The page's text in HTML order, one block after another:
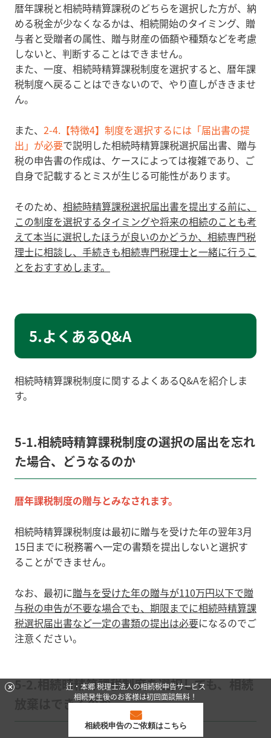
暦年課税と相続時精算課税のどちらを選択した方が、納
める税金が少なくなるかは、相続開始のタイミング、贈
与者と受贈者の属性、贈与財産の価額や種類などを考慮
しないと、判断することはできません。
また、一度、相続時精算課税制度を選択すると、暦年課
税制度へ戻ることはできないので、やり直しがききませ
ん。
また、 2-4.【特徴4】制度を選択するには「届出書の提
出」が必要で説明した相続時精算課税選択届出書、贈与
税の申告書の作成は、ケースによっては複雑であり、ご
自身で記載するとミスが生じる可能性があります。
そのため、 相続時精算課税選択届出書を提出する前に、
この制度を選択するタイミングや将来の相続のことも考
えて本当に選択したほうが良いのかどうか、相続専門税
理士に相談し、手続きも相続専門税理士と一緒に行うこ
とをおすすめします。
5.よくあるQ&A
相続時精算課税制度に関するよくあるQ&Aを紹介しま
す。
5-1.相続時精算課税制度の選択の届出を忘れ
た場合、どうなるのか
暦年課税制度の贈与とみなされます。
相続時精算課税制度は最初に贈与を受けた年の翌年3月
15日までに税務署へ一定の書類を提出しないと選択す
ることができません。
なお、 最初に贈与を受けた年の贈与が110万円以下で贈
与税の申告が不要な場合でも、期限までに相続時精算課
税選択届出書など一定の書類の提出は必要になるのでご
注意ください。
5-2.相続時精算課税制度を選択しても、相続
放棄はできるのか
辻・本郷 税理士法人の相続税申告サービス
相続発生後のお客様は初回面談無料！
相続税申告のご依頼はこちら